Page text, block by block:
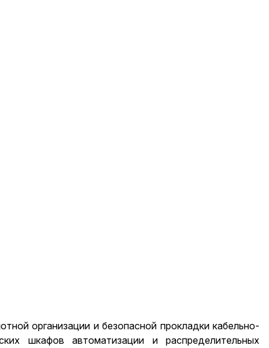
организации и безопасной прокладки кабельно-
шкафов автоматизации и распределительных